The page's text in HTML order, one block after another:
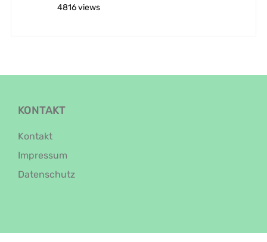
4816 views
KONTAKT
Kontakt
Impressum
Datenschutz